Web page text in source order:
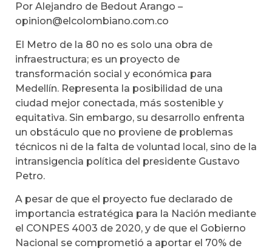
Por Alejandro de Bedout Arango –
opinion@elcolombiano.com.co
El Metro de la 80 no es solo una obra de
infraestructura; es un proyecto de
transformación social y económica para
Medellín. Representa la posibilidad de una
ciudad mejor conectada, más sostenible y
equitativa. Sin embargo, su desarrollo enfrenta
un obstáculo que no proviene de problemas
técnicos ni de la falta de voluntad local, sino de la
intransigencia política del presidente Gustavo
Petro.
A pesar de que el proyecto fue declarado de
importancia estratégica para la Nación mediante
el CONPES 4003 de 2020, y de que el Gobierno
Nacional se comprometió a aportar el 70% de